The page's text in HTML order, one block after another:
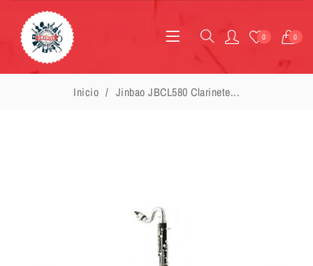
0 0
Inicio Jinbao JBCL580 Clarinete...